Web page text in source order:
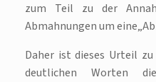
zum Teil zu der
Abmahnungen um
Daher ist dieses Urteil
deutlichen Worten